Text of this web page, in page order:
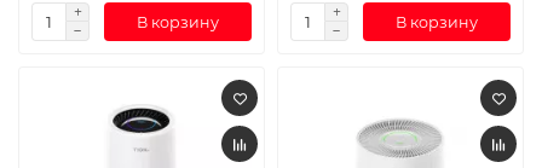
В корзину В корзину